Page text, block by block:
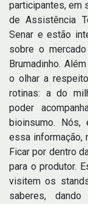
participantes, em
de Assistência
Senar e estão
sobre o
Brumadinho.
o olhar a
rotinas: a do
poder
bioinsumo. Nós,
essa informação,
Ficar por dentro
para o produtor.
visitem os
saberes,